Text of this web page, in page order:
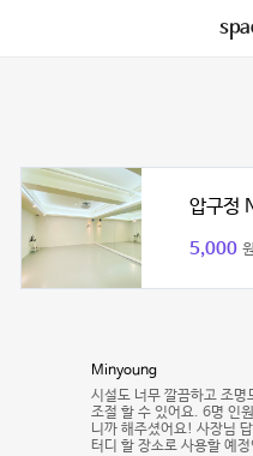
압구정
5,000
Minyoung
시설도 너무 깔끔하고 조명
조절 할 수 있어요. 6명 인
니까 해주셨어요! 사장님
터디 할 장소로 사용할 예